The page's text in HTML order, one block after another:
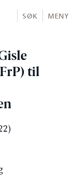
SØK MENY
til